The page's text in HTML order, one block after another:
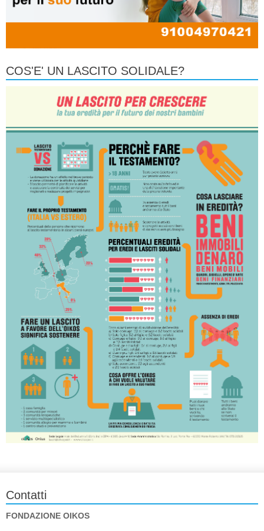
COS'E' UN LASCITO SOLIDALE?
Contatti
FONDAZIONE OIKOS